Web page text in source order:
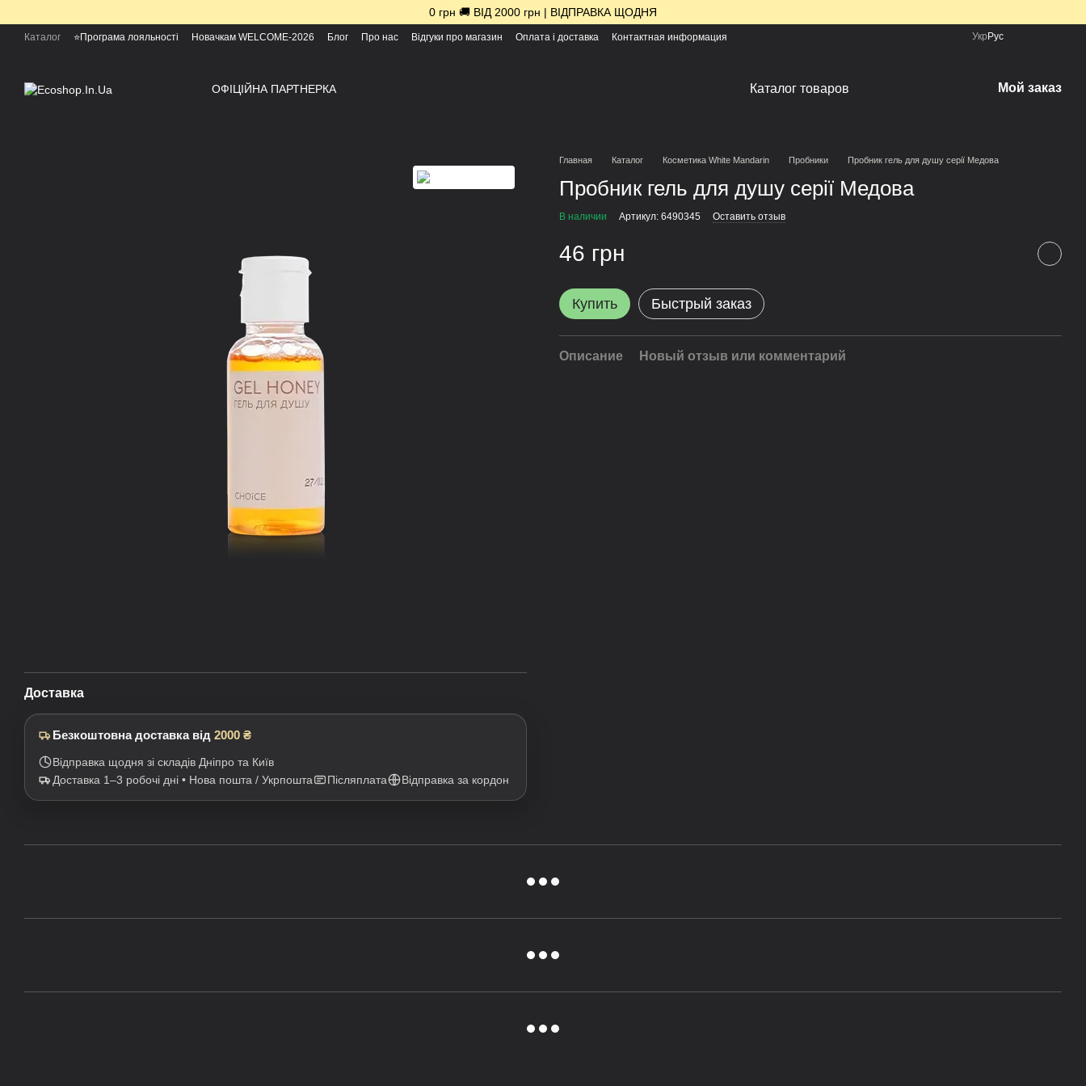
0 грн 🚚 ВІД 2000 грн | ВІДПРАВКА ЩОДНЯ
Каталог ⭐Програма лояльності Новачкам WELCOME-2026 Блог Про нас Відгуки про магазин Оплата і доставка Контактная информация Укр Рус
ОФІЦІЙНА ПАРТНЕРКА Каталог товаров Мой заказ
Доставка
Безкоштовна доставка від 2000 ₴
Відправка щодня зі складів Дніпро та Київ
Доставка 1–3 робочі дні • Нова пошта / Укрпошта
Післяплата Відправка за кордон
Главная Каталог Косметика White Mandarin Пробники Пробник гель для душу серії Медова
Пробник гель для душу серії Медова
В наличии Артикул: 6490345 Оставить отзыв
46 грн
Купить Быстрый заказ
Описание Новый отзыв или комментарий